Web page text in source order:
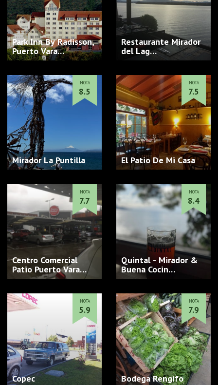
Park Inn By Radisson,
Puerto Vara…
Restaurante Mirador
del Lag…
Mirador La Puntilla
NOTA
8.5
El Patio De Mi Casa
NOTA
7.5
Centro Comercial
Patio Puerto Vara…
NOTA
7.7
Quintal - Mirador &
Buena Cocin…
NOTA
8.4
Copec
NOTA
5.9
Bodega Rengifo
NOTA
7.9